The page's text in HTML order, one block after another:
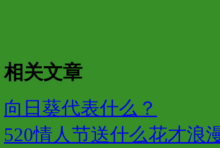
相关文章
向日葵代表什么？
520情人节送什么花才浪